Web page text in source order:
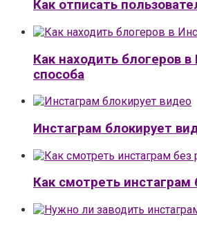
Как отписать
Как находить блогеров
способа
Инстаграм блокирует
Как смотреть инстаграм